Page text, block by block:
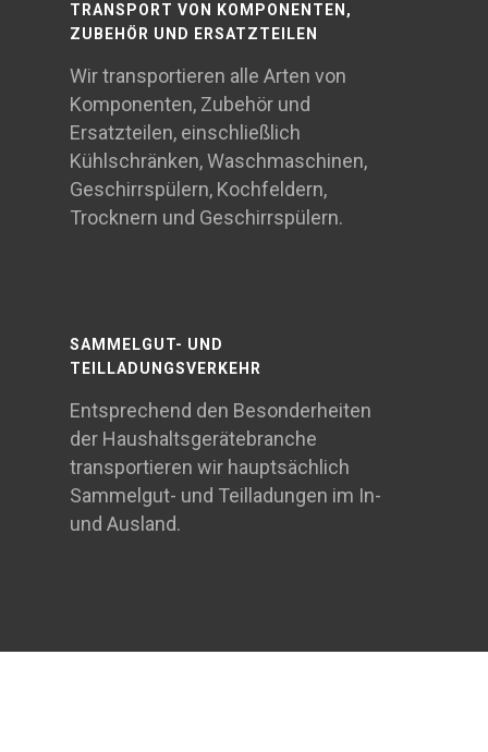
TRANSPORT VON KOMPONENTEN,
ZUBEHÖR UND ERSATZTEILEN
Wir transportieren alle Arten von
Komponenten, Zubehör und
Ersatzteilen, einschließlich
Kühlschränken, Waschmaschinen,
Geschirrspülern, Kochfeldern,
Trocknern und Geschirrspülern.
SAMMELGUT- UND
TEILLADUNGSVERKEHR
Entsprechend den Besonderheiten
der Haushaltsgerätebranche
transportieren wir hauptsächlich
Sammelgut- und Teilladungen im In-
und Ausland.